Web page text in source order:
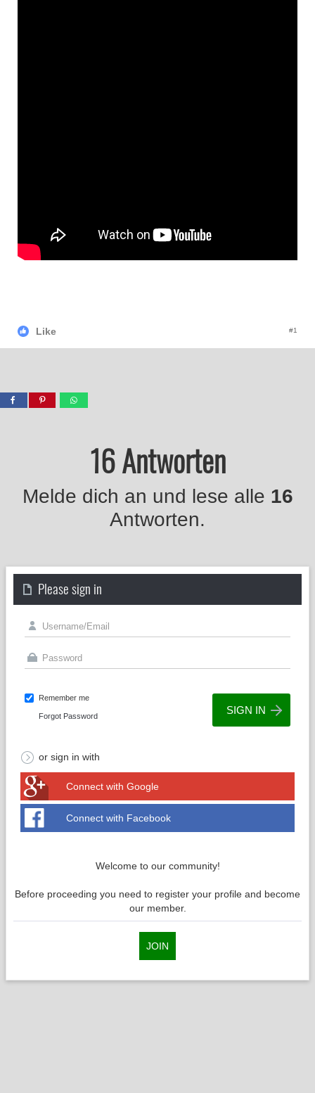
Like #1
16 Antworten
Melde dich an und lese alle 16
Antworten.
Please sign in
Remember me
Forgot Password
or sign in with
Connect with Google
Connect with Facebook
Welcome to our community!
Before proceeding you need to register your profile and become
our member.
JOIN